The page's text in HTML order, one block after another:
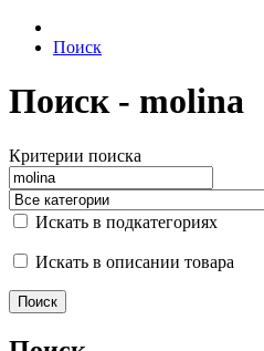
Поиск
Поиск - molina
Критерии поиска
Искать в подкатегориях
Искать в описании товара